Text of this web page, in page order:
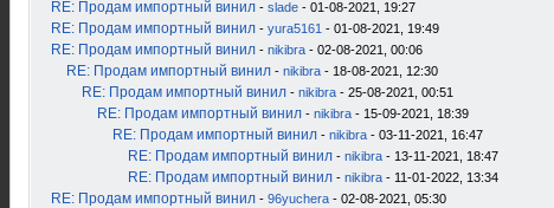
RE: Продам импортный винил - slade - 01-08-2021, 19:27
RE: Продам импортный винил - yura5161 - 01-08-2021, 19:49
RE: Продам импортный винил - nikibra - 02-08-2021, 00:06
RE: Продам импортный винил - nikibra - 18-08-2021, 12:30
RE: Продам импортный винил - nikibra - 25-08-2021, 00:51
RE: Продам импортный винил - nikibra - 15-09-2021, 18:39
RE: Продам импортный винил - nikibra - 03-11-2021, 16:47
RE: Продам импортный винил - nikibra - 13-11-2021, 18:47
RE: Продам импортный винил - nikibra - 11-01-2022, 13:34
RE: Продам импортный винил - 96yuchera - 02-08-2021, 05:30